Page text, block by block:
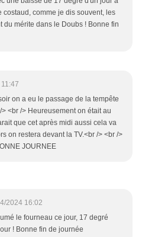
costaud, comme je dis souvent, les
du mérite dans le Doubs ! Bonne fin
on a eu le passage de la tempête
<br /> Heureusement on était au
que cet après midi aussi cela va
on restera devant la TV.<br /> <br />
JOURNEE
2024 16:02
le fourneau ce jour, 17 degré
! Bonne fin de journée